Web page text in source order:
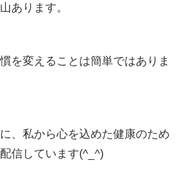
あります。
を変えることは簡単ではありま
、私から心を込めた健康のため
信しています(^_^)